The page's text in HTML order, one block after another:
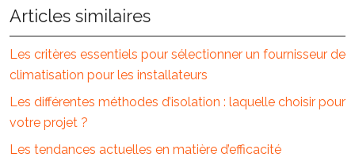
Articles similaires
Les critères essentiels pour sélectionner un fournisseur de
climatisation pour les installateurs
Les différentes méthodes d’isolation : laquelle choisir pour
votre projet ?
Les tendances actuelles en matière d’efficacité